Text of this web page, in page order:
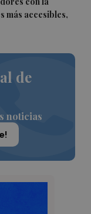
más accesibles,
de
noticias